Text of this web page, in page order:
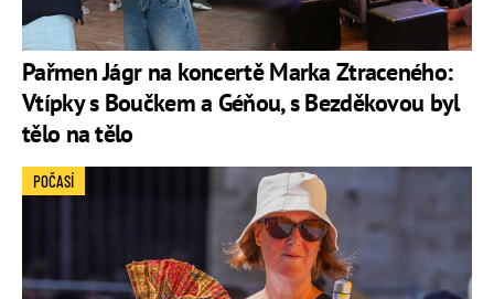
Pařmen Jágr na koncertě Marka Ztraceného:
Vtípky s Boučkem a Géňou, s Bezděkovou byl
tělo na tělo
POČASÍ